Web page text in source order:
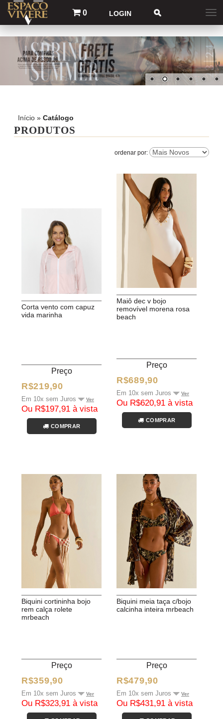
0 LOGIN
Início » Catálogo
PRODUTOS
corta vento com capuz
vida marinha
Preço
R$219,90
Em 10x sem Juros Ver
Ou R$197,91 à vista
COMPRAR
maiô dec v bojo
removível morena rosa
beach
Preço
R$689,90
Em 10x sem Juros Ver
Ou R$620,91 à vista
COMPRAR
biquini cortininha bojo
rem calça rolete
mrbeach
Preço
R$359,90
Em 10x sem Juros Ver
Ou R$323,91 à vista
biquini meia taça c/bojo
calcinha inteira mrbeach
Preço
R$479,90
Em 10x sem Juros Ver
Ou R$431,91 à vista